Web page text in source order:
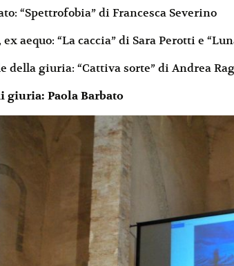
“Spettrofobia” di Francesca Severino
aequo: “La caccia” di Sara Perotti e
della giuria: “Cattiva sorte” di Andrea
giuria: Paola Barbato